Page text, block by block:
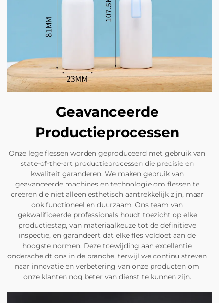
Geavanceerde
Productieprocessen
Onze lege flessen worden geproduceerd met gebruik van
state-of-the-art productieprocessen die precisie en
kwaliteit garanderen. We maken gebruik van
geavanceerde machines en technologie om flessen te
creëren die niet alleen esthetisch aantrekkelijk zijn, maar
ook functioneel en duurzaam. Ons team van
gekwalificeerde professionals houdt toezicht op elke
productiestap, van materiaalkeuze tot de definitieve
inspectie, en garandeert dat elke fles voldoet aan de
hoogste normen. Deze toewijding aan excellentie
onderscheidt ons in de branche, terwijl we continu streven
naar innovatie en verbetering van onze producten om
onze klanten nog beter van dienst te kunnen zijn.